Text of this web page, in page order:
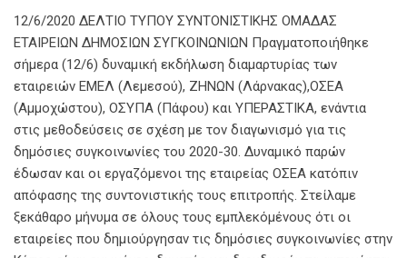
12/6/2020 ΔΕΛΤΙΟ ΤΥΠΟΥ ΣΥΝΤΟΝΙΣΤΙΚΗΣ ΟΜΑΔΑΣ
ΕΤΑΙΡΕΙΩΝ ΔΗΜΟΣΙΩΝ ΣΥΓΚΟΙΝΩΝΙΩΝ Πραγματοποιήθηκε
σήμερα (12/6) δυναμική εκδήλωση διαμαρτυρίας των
εταιρειών ΕΜΕΛ (Λεμεσού), ΖΗΝΩΝ (Λάρνακας),ΟΣΕΑ
(Αμμοχώστου), ΟΣΥΠΑ (Πάφου) και ΥΠΕΡΑΣΤΙΚΑ, ενάντια
στις μεθοδεύσεις σε σχέση με τον διαγωνισμό για τις
δημόσιες συγκοινωνίες του 2020-30. Δυναμικό παρών
έδωσαν και οι εργαζόμενοι της εταιρείας ΟΣΕΑ κατόπιν
απόφασης της συντονιστικής τους επιτροπής. Στείλαμε
ξεκάθαρο μήνυμα σε όλους τους εμπλεκόμένους ότι οι
εταιρείες που δημιούργησαν τις δημόσιες συγκοινωνίες στην